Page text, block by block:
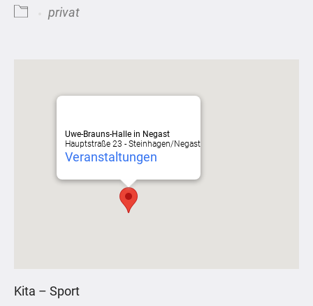
privat
Uwe-Brauns-Halle in Negast
Hauptstraße 23 - Steinhagen/Negast
Veranstaltungen
Kita – Sport